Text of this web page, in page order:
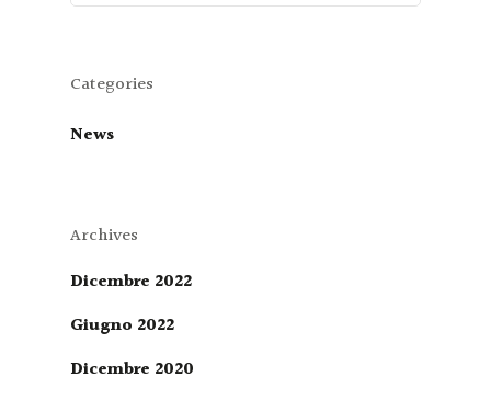
Categories
News
Archives
Dicembre 2022
Giugno 2022
Dicembre 2020